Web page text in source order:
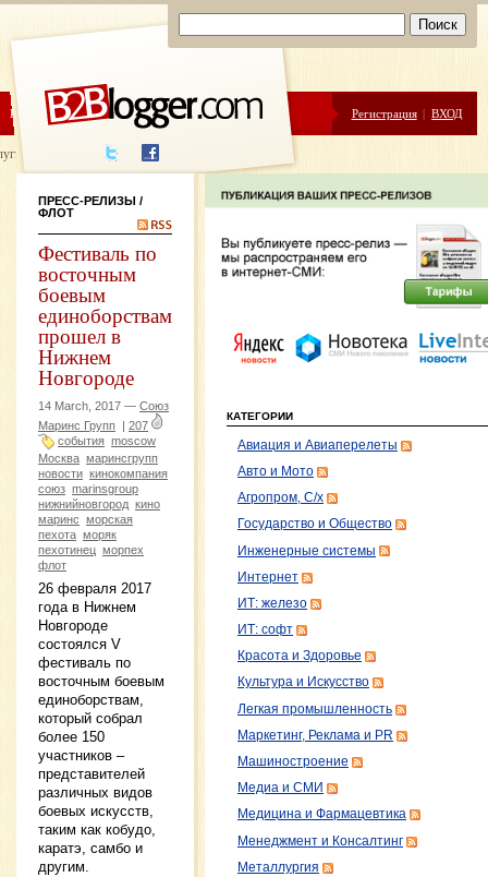
ЦЕНЫ ПОМОЩЬ Регистрация | ВХОД
написания
ПРЕСС-РЕЛИЗЫ /
ФЛОТ
Фестиваль по
восточным
боевым
единоборствам
прошел в
Нижнем
Новгороде
14 March, 2017 — Союз
Маринс Групп | 207
события moscow
Москва маринсгрупп
новости кинокомпания
союз marinsgroup
нижнийновгород кино
маринс морская
пехота моряк
пехотинец морпех
флот
26 февраля 2017
года в Нижнем
Новгороде
состоялся V
фестиваль по
восточным боевым
единоборствам,
который собрал
более 150
участников –
представителей
различных видов
боевых искусств,
таким как кобудо,
каратэ, самбо и
другим.
КАТЕГОРИИ
Авиация и Авиаперелеты
Авто и Мото
Агропром, С/х
Государство и Общество
Инженерные системы
Интернет
ИТ: железо
ИТ: софт
Красота и Здоровье
Культура и Искусство
Легкая промышленность
Маркетинг, Реклама и PR
Машиностроение
Медиа и СМИ
Медицина и Фармацевтика
Менеджмент и Консалтинг
Металлургия